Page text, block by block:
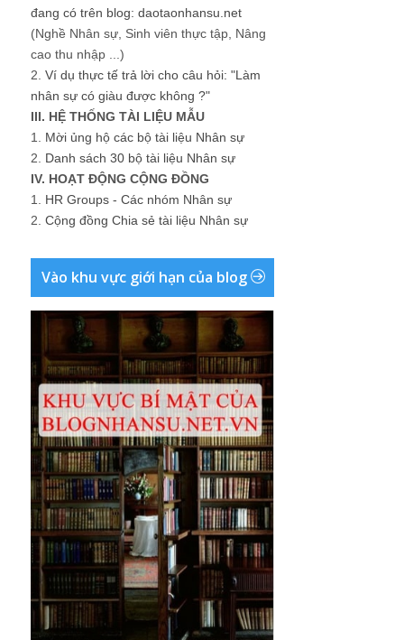
đang có trên blog: daotaonhansu.net
(Nghề Nhân sự, Sinh viên thực tập, Nâng
cao thu nhập ...)
2. Ví dụ thực tế trả lời cho câu hỏi: "Làm
nhân sự có giàu được không ?"
III. HỆ THỐNG TÀI LIỆU MẪU
1. Mời ủng hộ các bộ tài liệu Nhân sự
2. Danh sách 30 bộ tài liệu Nhân sự
IV. HOẠT ĐỘNG CỘNG ĐỒNG
1. HR Groups - Các nhóm Nhân sự
2. Cộng đồng Chia sẻ tài liệu Nhân sự
Vào khu vực giới hạn của blog